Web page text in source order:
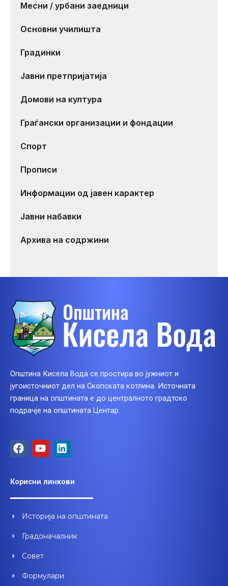
Месни / урбани заедници
Основни училишта
Градинки
Јавни претпријатија
Домови на култура
Граѓански организации и фондации
Спорт
Прописи
Информации од јавен карактер
Јавни набавки
Архива на содржини
Општина Кисела Вода се простира во јужниот и
југоисточниот дел на Скопската котлина. Источната
граница на општината е до централното градтско
подрачје на општината Центар.
F
a
b
o
k
Y
o
u
b
L
i
e
d
n
Корисни линкови
Историја на општината
Градоначалник
Совет
Формулари